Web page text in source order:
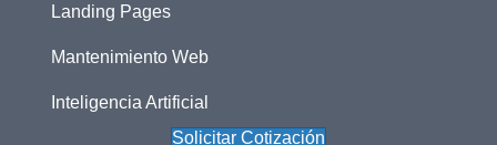
Landing Pages
Mantenimiento Web
Inteligencia Artificial
Solicitar Cotización